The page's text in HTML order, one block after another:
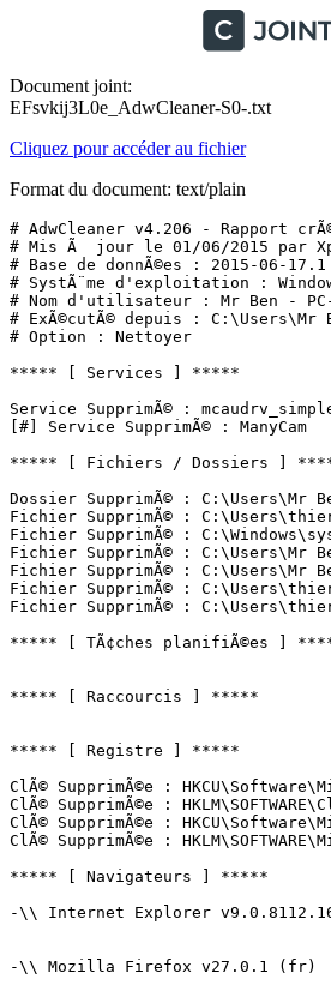
Document joint:
EFsvkij3L0e_AdwCleaner-S0-.txt
Cliquez pour accéder au fichier
Format du document: text/plain
# AdwCleaner v4.206 - Rapport
# Mis Ã  jour le 01/06/2015 par
# Base de donnÃ©es : 2015-06-
# SystÃ¨me d'exploitation :
# Nom d'utilisateur : Mr Ben - PC-
# ExÃ©cutÃ© depuis : C:\Users\Mr
# Option : Nettoyer
***** [ Services ] *****
Service SupprimÃ© :
[#] Service SupprimÃ© : ManyCam
***** [ Fichiers / Dossiers ]
Dossier SupprimÃ© : C:\Users\Mr
Fichier SupprimÃ© :
Fichier SupprimÃ© :
Fichier SupprimÃ© : C:\Users\Mr
Fichier SupprimÃ© : C:\Users\Mr
Fichier SupprimÃ© :
Fichier SupprimÃ© :
***** [ TÃ¢ches planifiÃ©es ]
***** [ Raccourcis ] *****
***** [ Registre ] *****
ClÃ© SupprimÃ©e :
ClÃ© SupprimÃ©e :
ClÃ© SupprimÃ©e :
ClÃ© SupprimÃ©e :
***** [ Navigateurs ] *****
-\\ Internet Explorer
-\\ Mozilla Firefox v27.0.1 (fr)